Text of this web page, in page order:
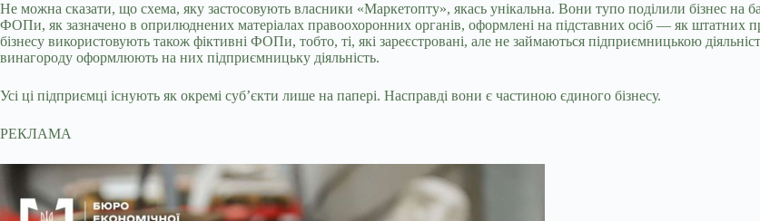
Не можна сказати, що схема, яку застосовують власники «Маркетопту», якась унікальна. Вони тупо поділили бізнес
ФОПи, як зазначено в оприлюднених матеріалах правоохоронних органів, оформлені на підставних осіб — як штатних
бізнесу використовують також фіктивні ФОПи, тобто, ті, які зареєстровані, але не займаються підприємницькою
винагороду оформлюють на них підприємницьку діяльність.
Усі ці підприємці існують як окремі суб’єкти лише на папері. Насправді вони є частиною єдиного бізнесу.
РЕКЛАМА